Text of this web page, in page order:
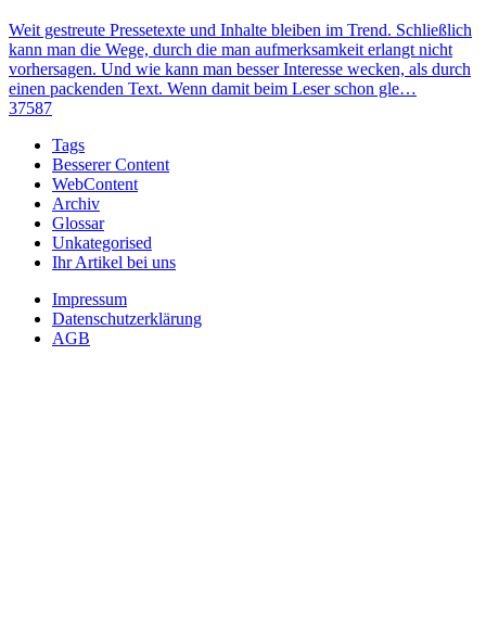
Weit gestreute Pressetexte und Inhalte bleiben im Trend. Schließlich
kann man die Wege, durch die man aufmerksamkeit erlangt nicht
vorhersagen. Und wie kann man besser Interesse wecken, als durch
einen packenden Text. Wenn damit beim Leser schon gle…
37587
Tags
Besserer Content
WebContent
Archiv
Glossar
Unkategorised
Ihr Artikel bei uns
Impressum
Datenschutzerklärung
AGB